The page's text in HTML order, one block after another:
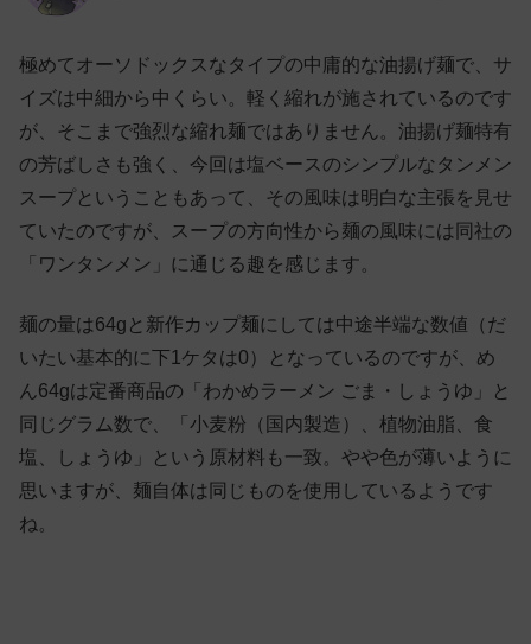
極めてオーソドックスなタイプの中庸的な油揚げ麺で、サ
イズは中細から中くらい。軽く縮れが施されているのです
が、そこまで強烈な縮れ麺ではありません。油揚げ麺特有
の芳ばしさも強く、今回は塩ベースのシンプルなタンメン
スープということもあって、その風味は明白な主張を見せ
ていたのですが、スープの方向性から麺の風味には同社の
「ワンタンメン」に通じる趣を感じます。
麺の量は64gと新作カップ麺にしては中途半端な数値（だ
いたい基本的に下1ケタは0）となっているのですが、め
ん64gは定番商品の「わかめラーメン ごま・しょうゆ」と
同じグラム数で、「小麦粉（国内製造）、植物油脂、食
塩、しょうゆ」という原材料も一致。やや色が薄いように
思いますが、麺自体は同じものを使用しているようです
ね。